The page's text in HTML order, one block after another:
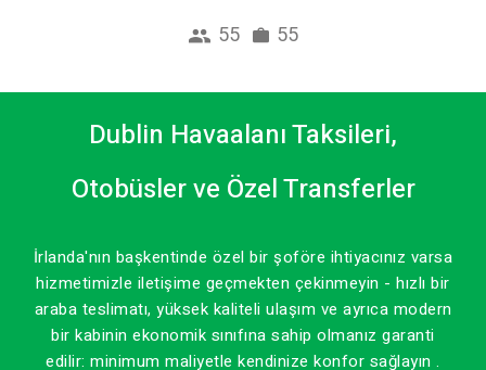
55 55
Dublin Havaalanı Taksileri,
Otobüsler ve Özel Transferler
İrlanda'nın başkentinde özel bir şoföre ihtiyacınız varsa
hizmetimizle iletişime geçmekten çekinmeyin - hızlı bir
araba teslimatı, yüksek kaliteli ulaşım ve ayrıca modern
bir kabinin ekonomik sınıfına sahip olmanız garanti
edilir: minimum maliyetle kendinize konfor sağlayın .